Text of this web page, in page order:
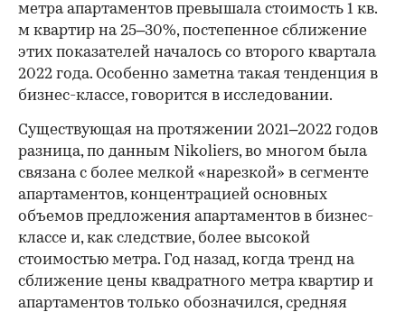
метра апартаментов превышала стоимость 1 кв.
м квартир на 25–30%, постепенное сближение
этих показателей началось со второго квартала
2022 года. Особенно заметна такая тенденция в
бизнес-классе, говорится в исследовании.
Существующая на протяжении 2021–2022 годов
разница, по данным Nikoliers, во многом была
связана с более мелкой «нарезкой» в сегменте
апартаментов, концентрацией основных
объемов предложения апартаментов в бизнес-
классе и, как следствие, более высокой
стоимостью метра. Год назад, когда тренд на
сближение цены квадратного метра квартир и
апартаментов только обозначился, средняя